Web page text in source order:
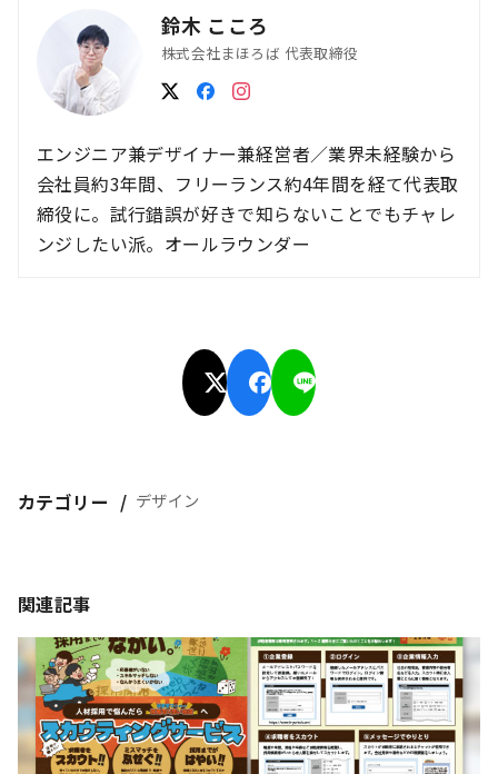
鈴木 こころ
株式会社まほろば 代表取締役
エンジニア兼デザイナー兼経営者／業界未経験から
会社員約3年間、フリーランス約4年間を経て代表取
締役に。試行錯誤が好きで知らないことでもチャレ
ンジしたい派。オールラウンダー
カテゴリー デザイン
関連記事